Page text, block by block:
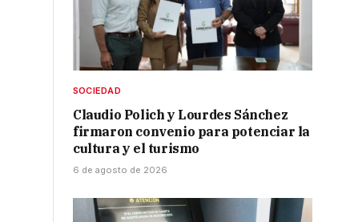
SOCIEDAD
Claudio Polich y Lourdes Sánchez
firmaron convenio para potenciar la
cultura y el turismo
6 de agosto de 2026